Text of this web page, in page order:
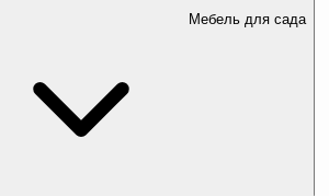
Мебель для сада